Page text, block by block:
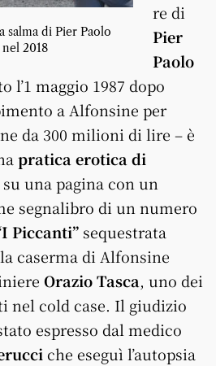
salma di Pier Paolo
2018
re di
Pier
Paolo
l’1 maggio 1987 dopo
a Alfonsine per
da 300 milioni di lire – è
pratica erotica di
una pagina con un
segnalibro di un numero
Piccanti” sequestrata
caserma di Alfonsine
Orazio Tasca, uno dei
nel cold case. Il giudizio
espresso dal medico
che eseguì l’autopsia